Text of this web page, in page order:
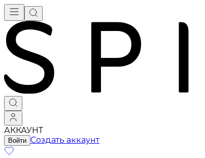
АККАУНТ
Войти Создать аккаунт